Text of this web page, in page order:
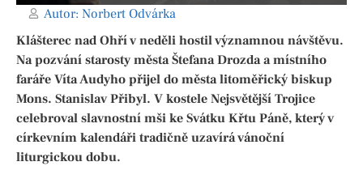
Autor: Norbert Odvárka
Klášterec nad Ohří v neděli hostil významnou návštěvu.
Na pozvání starosty města Štefana Drozda a místního
faráře Víta Audyho přijel do města litoměřický biskup
Mons. Stanislav Přibyl. V kostele Nejsvětější Trojice
celebroval slavnostní mši ke Svátku Křtu Páně, který v
církevním kalendáři tradičně uzavírá vánoční
liturgickou dobu.